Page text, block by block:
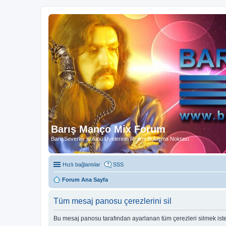
Barış Manço Mix Forum
BarışSeverler Kulübü Üyelerinin Resmi Buluşma Noktası
Hızlı bağlantılar SSS
Forum Ana Sayfa
Tüm mesaj panosu çerezlerini sil
Bu mesaj panosu tarafından ayarlanan tüm çerezleri silmek